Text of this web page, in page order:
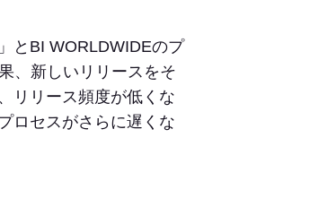
とBI WORLDWIDEのプ
、新しいリリースをそ
リリース頻度が低くな
ロセスがさらに遅くな